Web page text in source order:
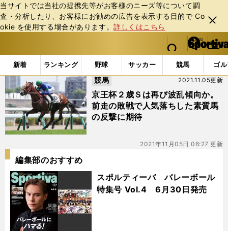
当サイトでは当社の提携先等がお客様のニーズ等について調
査・分析したり、お客様にお勧めの広告を表⽰する⽬的で Co
okie を使⽤する場合があります。詳しくはこちら
閉じ
る
web Sportiva (webスポルティーバ)
検索
マイペ
ー
ジ
メニュ
新着 ランキング 野球 サッカー 競馬 ゴ
b
ス
ポ
ル
テ
ィ
ー
バ
「#キングエルメス」の最新ニュース・ 情報
京王杯２歳Ｓは再び波乱傾向か。
前走の敗戦で人気落ちした素質馬
の反撃に期待
2021.11.05更新
競馬
2021年11月05日 06:27 更新
編集部のおすすめ
スポルティーバ バレーボール
特集号 Vol.4 6月30日発売